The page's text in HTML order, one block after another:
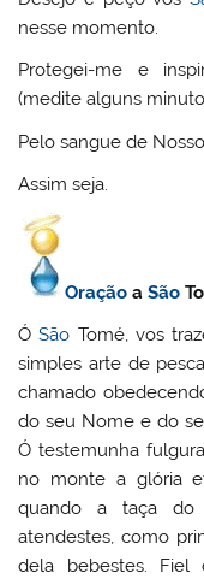
nesse momento.
Protegei-me e
(medite alguns
Pelo sangue de
Assim seja.
Oração aSão
ÓSão Tomé, vos
simples arte de
chamado
do seu Nome e do
Ó testemunha
no monte a glória
quando a taça do
atendestes, como
dela bebestes.